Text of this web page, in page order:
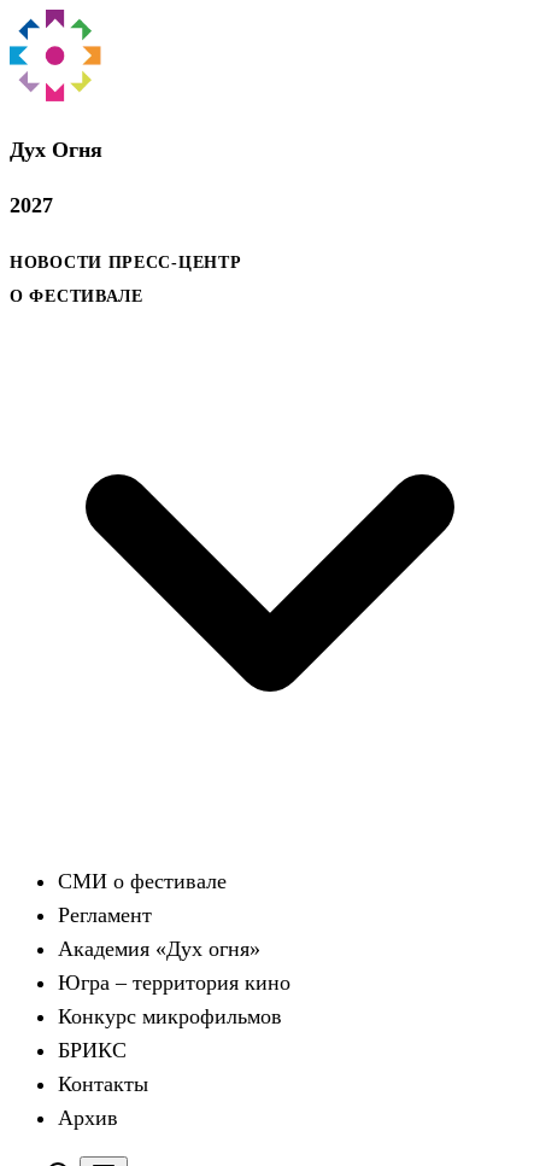
Дух Oгня
2027
НОВОСТИ ПРЕСС-ЦЕНТР
О ФЕСТИВАЛЕ
СМИ о фестивале
Регламент
Академия «Дух огня»
Югра – территория кино
Конкурс микрофильмов
БРИКС
Контакты
Архив